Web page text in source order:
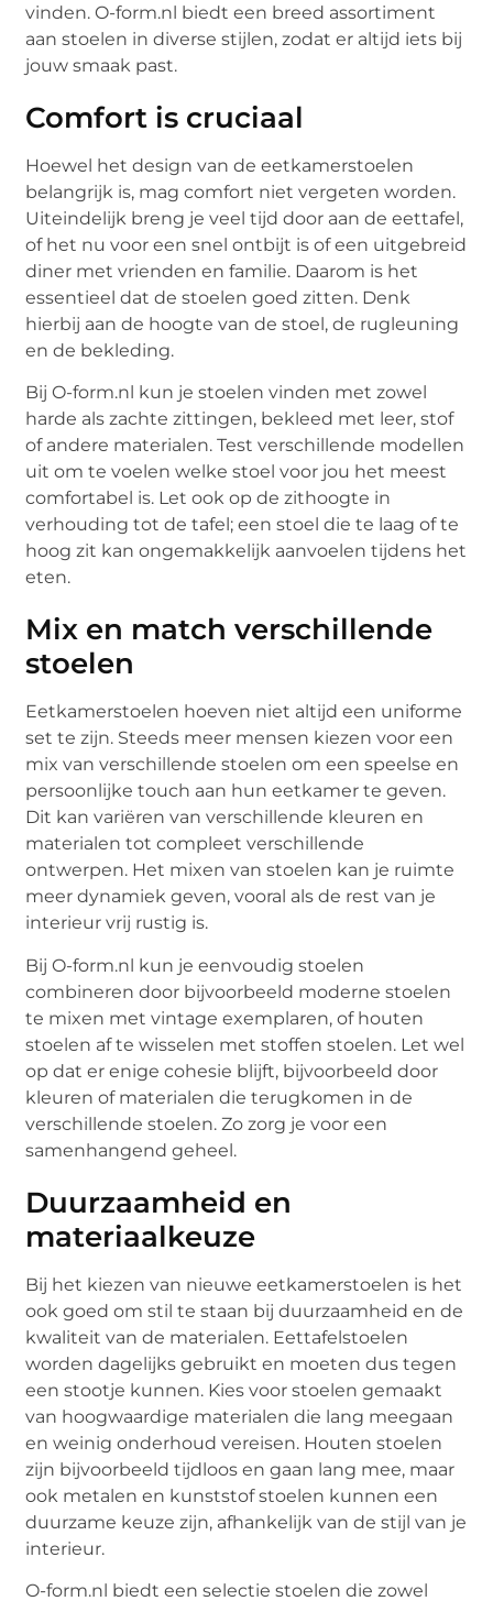
vinden. O-form.nl biedt een breed assortiment
aan stoelen in diverse stijlen, zodat er altijd iets bij
jouw smaak past.
Comfort is cruciaal
Hoewel het design van de eetkamerstoelen
belangrijk is, mag comfort niet vergeten worden.
Uiteindelijk breng je veel tijd door aan de eettafel,
of het nu voor een snel ontbijt is of een uitgebreid
diner met vrienden en familie. Daarom is het
essentieel dat de stoelen goed zitten. Denk
hierbij aan de hoogte van de stoel, de rugleuning
en de bekleding.
Bij O-form.nl kun je stoelen vinden met zowel
harde als zachte zittingen, bekleed met leer, stof
of andere materialen. Test verschillende modellen
uit om te voelen welke stoel voor jou het meest
comfortabel is. Let ook op de zithoogte in
verhouding tot de tafel; een stoel die te laag of te
hoog zit kan ongemakkelijk aanvoelen tijdens het
eten.
Mix en match verschillende
stoelen
Eetkamerstoelen hoeven niet altijd een uniforme
set te zijn. Steeds meer mensen kiezen voor een
mix van verschillende stoelen om een speelse en
persoonlijke touch aan hun eetkamer te geven.
Dit kan variëren van verschillende kleuren en
materialen tot compleet verschillende
ontwerpen. Het mixen van stoelen kan je ruimte
meer dynamiek geven, vooral als de rest van je
interieur vrij rustig is.
Bij O-form.nl kun je eenvoudig stoelen
combineren door bijvoorbeeld moderne stoelen
te mixen met vintage exemplaren, of houten
stoelen af te wisselen met stoffen stoelen. Let wel
op dat er enige cohesie blijft, bijvoorbeeld door
kleuren of materialen die terugkomen in de
verschillende stoelen. Zo zorg je voor een
samenhangend geheel.
Duurzaamheid en
materiaalkeuze
Bij het kiezen van nieuwe eetkamerstoelen is het
ook goed om stil te staan bij duurzaamheid en de
kwaliteit van de materialen. Eettafelstoelen
worden dagelijks gebruikt en moeten dus tegen
een stootje kunnen. Kies voor stoelen gemaakt
van hoogwaardige materialen die lang meegaan
en weinig onderhoud vereisen. Houten stoelen
zijn bijvoorbeeld tijdloos en gaan lang mee, maar
ook metalen en kunststof stoelen kunnen een
duurzame keuze zijn, afhankelijk van de stijl van je
interieur.
O-form.nl biedt een selectie stoelen die zowel